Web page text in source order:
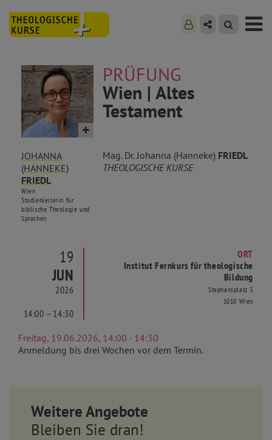
JOHANNA
(HANNEKE)
FRIEDL
Wien
Studienleiterin für
biblische Theologie und
Sprachen
PRÜFUNG
Wien | Altes
Testament
Mag. Dr. Johanna (Hanneke) FRIEDL
THEOLOGISCHE KURSE
19
JUN
2026
14:00 – 14:30
ORT
Institut Fernkurs für theologische
Bildung
Stephansplatz 3
1010 Wien
Freitag, 19.06.2026, 14:00 - 14:30
Anmeldung bis drei Wochen vor dem Termin.
Weitere Angebote
Bleiben Sie dran!